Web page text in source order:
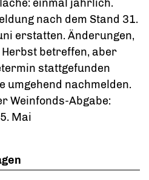
einmal jährlich.
nach dem Stand 31.
erstatten. Änderungen,
betreffen, aber
stattgefunden
umgehend nachmelden.
Weinfonds-Abgabe:
Mai